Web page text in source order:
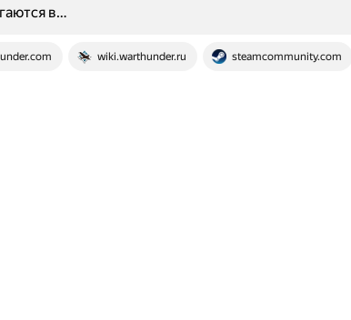
wiki.warthunder.ru steamcommunity.com
в…